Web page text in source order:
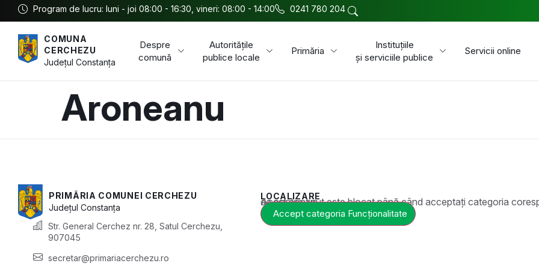
Program de lucru: luni - joi 08:00 - 16:30, vineri: 08:00 - 14:00 0241 780 204
COMUNA
CERCHEZU
JudețulConstanța
Despre
comună
Autoritățile
publice locale
Primăria
Instituțiile
și serviciile publice
Servicii online
Aroneanu
PRIMĂRIA COMUNEI CERCHEZU
JudețulConstanța
Str. General Cerchez nr. 28, Satul Cerchezu,
907045
secretar@primariacerchezu.ro
LOCALIZARE
Acest conținut este blocat până când acceptați categoria corespunzătoare de cookie-uri.
Accept categoria Funcționalitate